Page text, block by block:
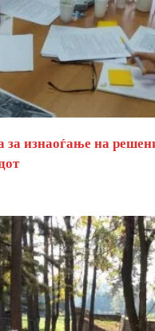
за изнаоѓање на